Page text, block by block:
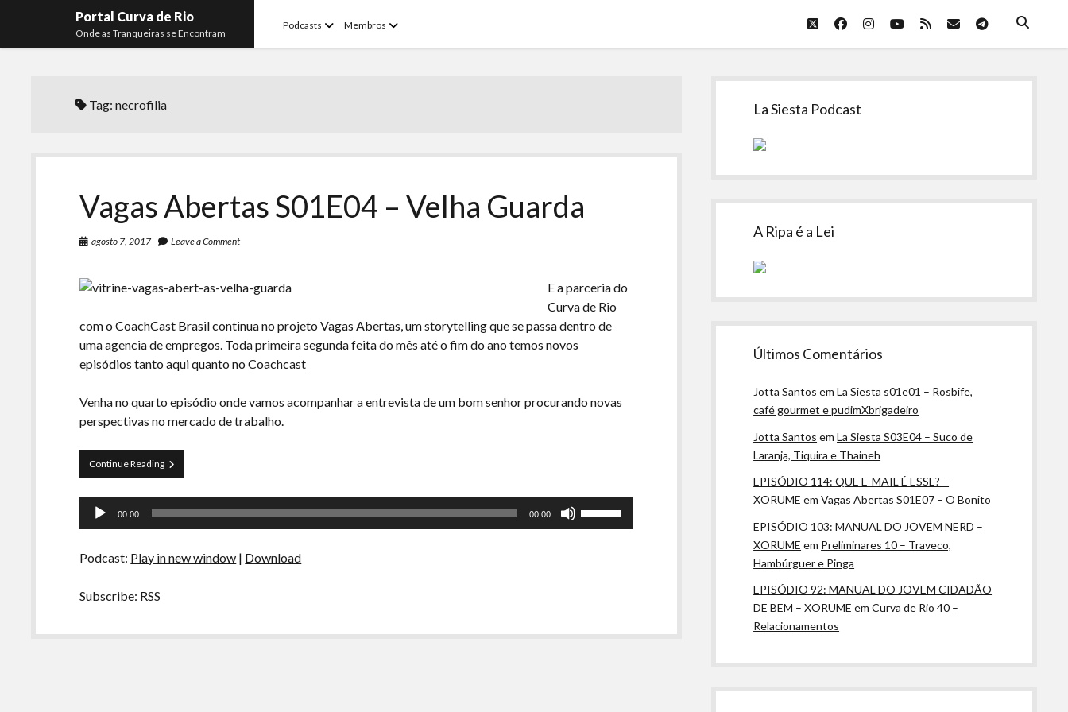
Portal Curva de Rio
Onde as Tranqueiras se Encontram
Podcasts openMembros open
twitterfacebookinstagram
youtube
rss emailtelegram
Tag:necrofilia
Vagas Abertas S01E04 – Velha Guarda
agosto 7, 2017 Leave a Comment
E a parceria do
Curva de Rio
com o CoachCast Brasil continua no projeto Vagas Abertas, um storytelling que se passa dentro de
uma agencia de empregos. Toda primeira segunda feita do mês até o fim do ano temos novos
episódios tanto aqui quanto noCoachcast
Venha no quarto episódio onde vamos acompanhar a entrevista de um bom senhor procurando novas
perspectivas no mercado de trabalho.
Continue ReadingVagas
Abertas
Velha
Tocador
00:00 00:00
Podcast: Play in new window | Download
Subscribe: RSS
Sidebar
La Siesta Podcast
A Ripa é a Lei
Últimos Comentários
Jotta Santos emLa Siesta s01e01 – Rosbife,
café gourmet e pudimXbrigadeiro
Jotta Santos emLa Siesta S03E04 – Suco de
Laranja, Tiquira e Thaineh
EPISÓDIO 114: QUE E-MAIL É ESSE? –
XORUME emVagas Abertas S01E07 – O Bonito
EPISÓDIO 103: MANUAL DO JOVEM NERD –
XORUME em Preliminares 10 – Traveco,
Hambúrguer e Pinga
EPISÓDIO 92: MANUAL DO JOVEM CIDADÃO
DE BEM – XORUME emCurva de Rio 40 –
Relacionamentos